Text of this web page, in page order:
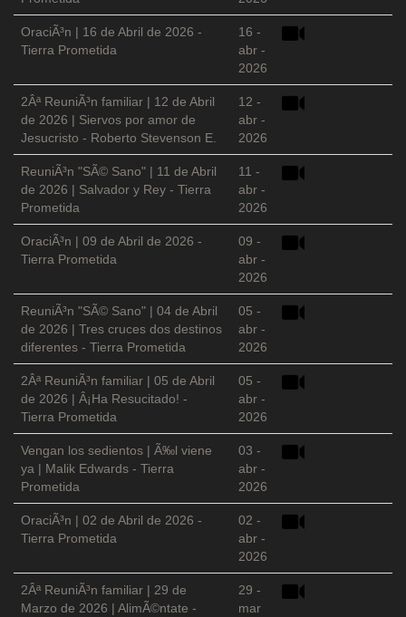
OraciÃ³n | 16 de Abril de 2026 -
Tierra Prometida
16 -
abr -
2026
2Âª ReuniÃ³n familiar | 12 de Abril
de 2026 | Siervos por amor de
Jesucristo - Roberto Stevenson E.
12 -
abr -
2026
ReuniÃ³n "SÃ© Sano" | 11 de Abril
de 2026 | Salvador y Rey - Tierra
Prometida
11 -
abr -
2026
OraciÃ³n | 09 de Abril de 2026 -
Tierra Prometida
09 -
abr -
2026
ReuniÃ³n "SÃ© Sano" | 04 de Abril
de 2026 | Tres cruces dos destinos
diferentes - Tierra Prometida
05 -
abr -
2026
2Âª ReuniÃ³n familiar | 05 de Abril
de 2026 | Â¡Ha Resucitado! -
Tierra Prometida
05 -
abr -
2026
Vengan los sedientos | Ã‰l viene
ya | Malik Edwards - Tierra
Prometida
03 -
abr -
2026
OraciÃ³n | 02 de Abril de 2026 -
Tierra Prometida
02 -
abr -
2026
2Âª ReuniÃ³n familiar | 29 de
Marzo de 2026 | AlimÃ©ntate -
29 -
mar